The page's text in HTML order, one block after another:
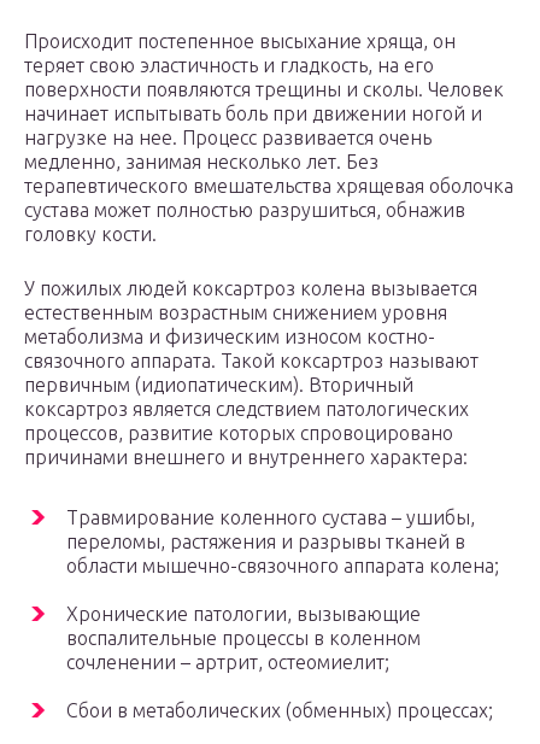
Происходит постепенное высыхание хряща, он
теряет свою эластичность и гладкость, на его
поверхности появляются трещины и сколы. Человек
начинает испытывать боль при движении ногой и
нагрузке на нее. Процесс развивается очень
медленно, занимая несколько лет. Без
терапевтического вмешательства хрящевая оболочка
сустава может полностью разрушиться, обнажив
головку кости.
У пожилых людей коксартроз колена вызывается
естественным возрастным снижением уровня
метаболизма и физическим износом костно-
связочного аппарата. Такой коксартроз называют
первичным (идиопатическим). Вторичный
коксартроз является следствием патологических
процессов, развитие которых спровоцировано
причинами внешнего и внутреннего характера:
Травмирование коленного сустава – ушибы,
переломы, растяжения и разрывы тканей в
области мышечно-связочного аппарата колена;
Хронические патологии, вызывающие
воспалительные процессы в коленном
сочленении – артрит, остеомиелит;
Сбои в метаболических (обменных) процессах;